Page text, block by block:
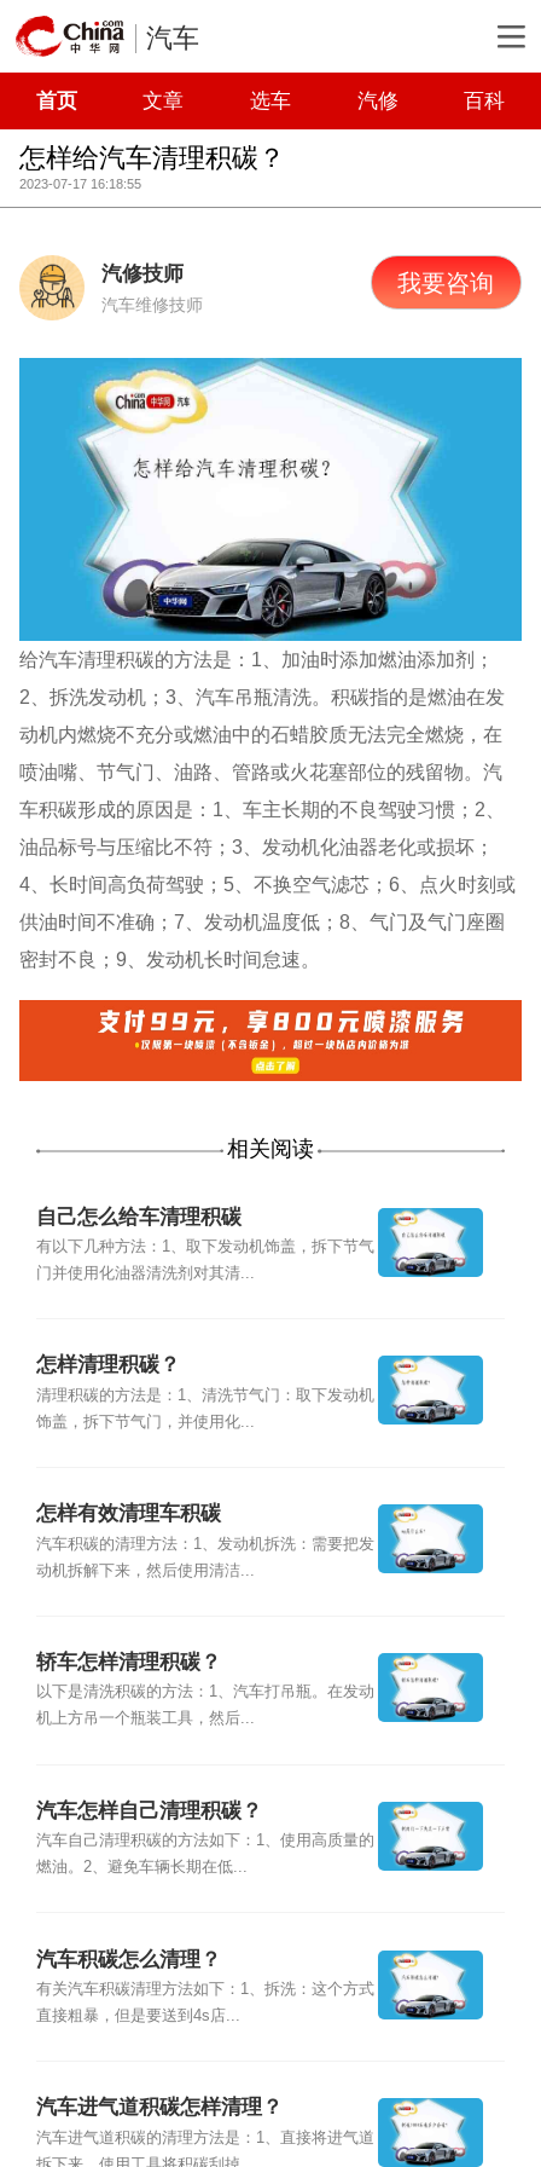
汽车
首页 文章 选车 汽修 百科
怎样给汽车清理积碳？
2023-07-17 16:18:55
汽修技师
汽车维修技师
我要咨询
给汽车清理积碳的方法是：1、加油时添加燃油添加剂；
2、拆洗发动机；3、汽车吊瓶清洗。积碳指的是燃油在发
动机内燃烧不充分或燃油中的石蜡胶质无法完全燃烧，在
喷油嘴、节气门、油路、管路或火花塞部位的残留物。汽
车积碳形成的原因是：1、车主长期的不良驾驶习惯；2、
油品标号与压缩比不符；3、发动机化油器老化或损坏；
4、长时间高负荷驾驶；5、不换空气滤芯；6、点火时刻或
供油时间不准确；7、发动机温度低；8、气门及气门座圈
密封不良；9、发动机长时间怠速。
相关阅读
自己怎么给车清理积碳
有以下几种方法：1、取下发动机饰盖，拆下节气
门并使用化油器清洗剂对其清...
怎样清理积碳？
清理积碳的方法是：1、清洗节气门：取下发动机
饰盖，拆下节气门，并使用化...
怎样有效清理车积碳
汽车积碳的清理方法：1、发动机拆洗：需要把发
动机拆解下来，然后使用清洁...
轿车怎样清理积碳？
以下是清洗积碳的方法：1、汽车打吊瓶。在发动
机上方吊一个瓶装工具，然后...
汽车怎样自己清理积碳？
汽车自己清理积碳的方法如下：1、使用高质量的
燃油。2、避免车辆长期在低...
汽车积碳怎么清理？
有关汽车积碳清理方法如下：1、拆洗：这个方式
直接粗暴，但是要送到4s店...
汽车进气道积碳怎样清理？
汽车进气道积碳的清理方法是：1、直接将进气道